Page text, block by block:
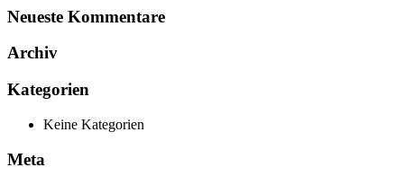
Neueste Kommentare
Archiv
Kategorien
Keine Kategorien
Meta